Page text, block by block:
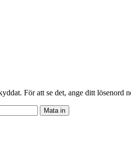
För att se det, ange ditt lösenord